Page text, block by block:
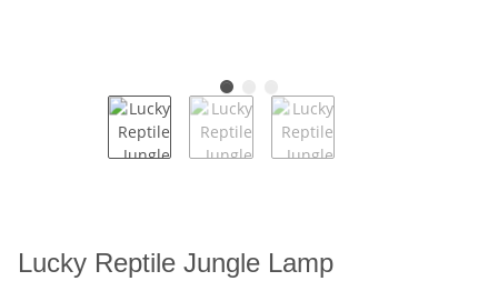
Lucky Reptile Jungle Lamp